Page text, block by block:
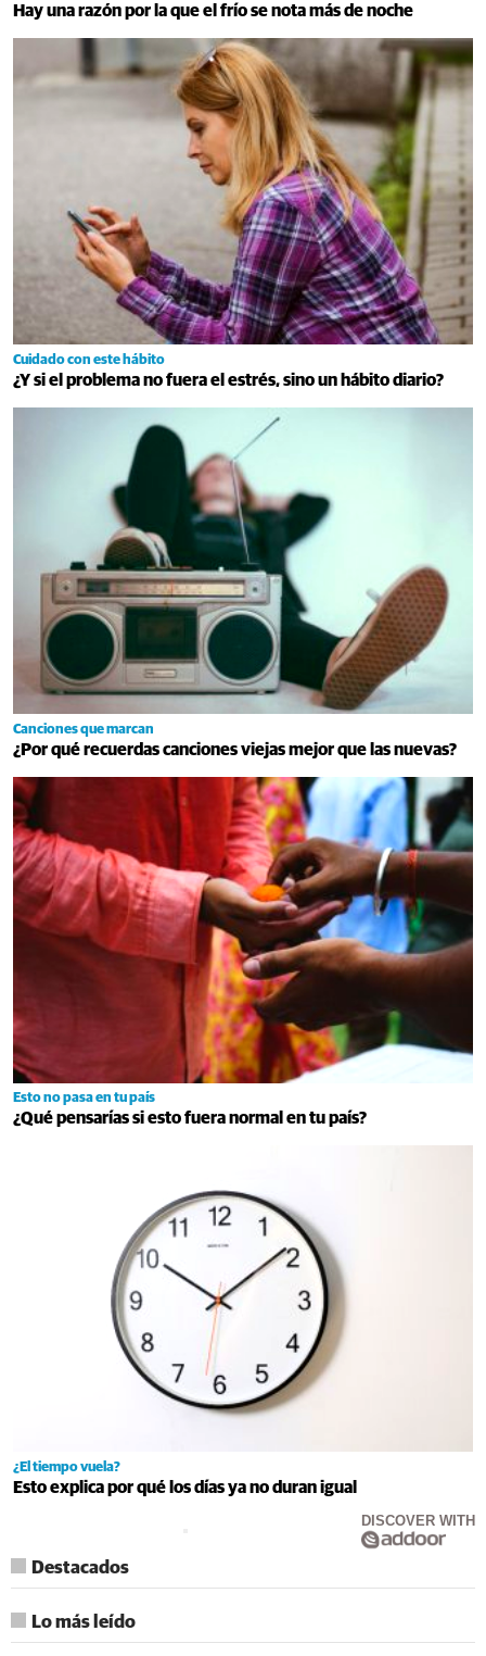
Hay una razón por la que el frío se nota más de noche
Cuidado con este hábito
¿Y si el problema no fuera el estrés, sino un hábito diario?
Canciones que marcan
¿Por qué recuerdas canciones viejas mejor que las nuevas?
Esto no pasa en tu país
¿Qué pensarías si esto fuera normal en tu país?
¿El tiempo vuela?
Esto explica por qué los días ya no duran igual
DISCOVER WITH
Destacados
Lo más leído